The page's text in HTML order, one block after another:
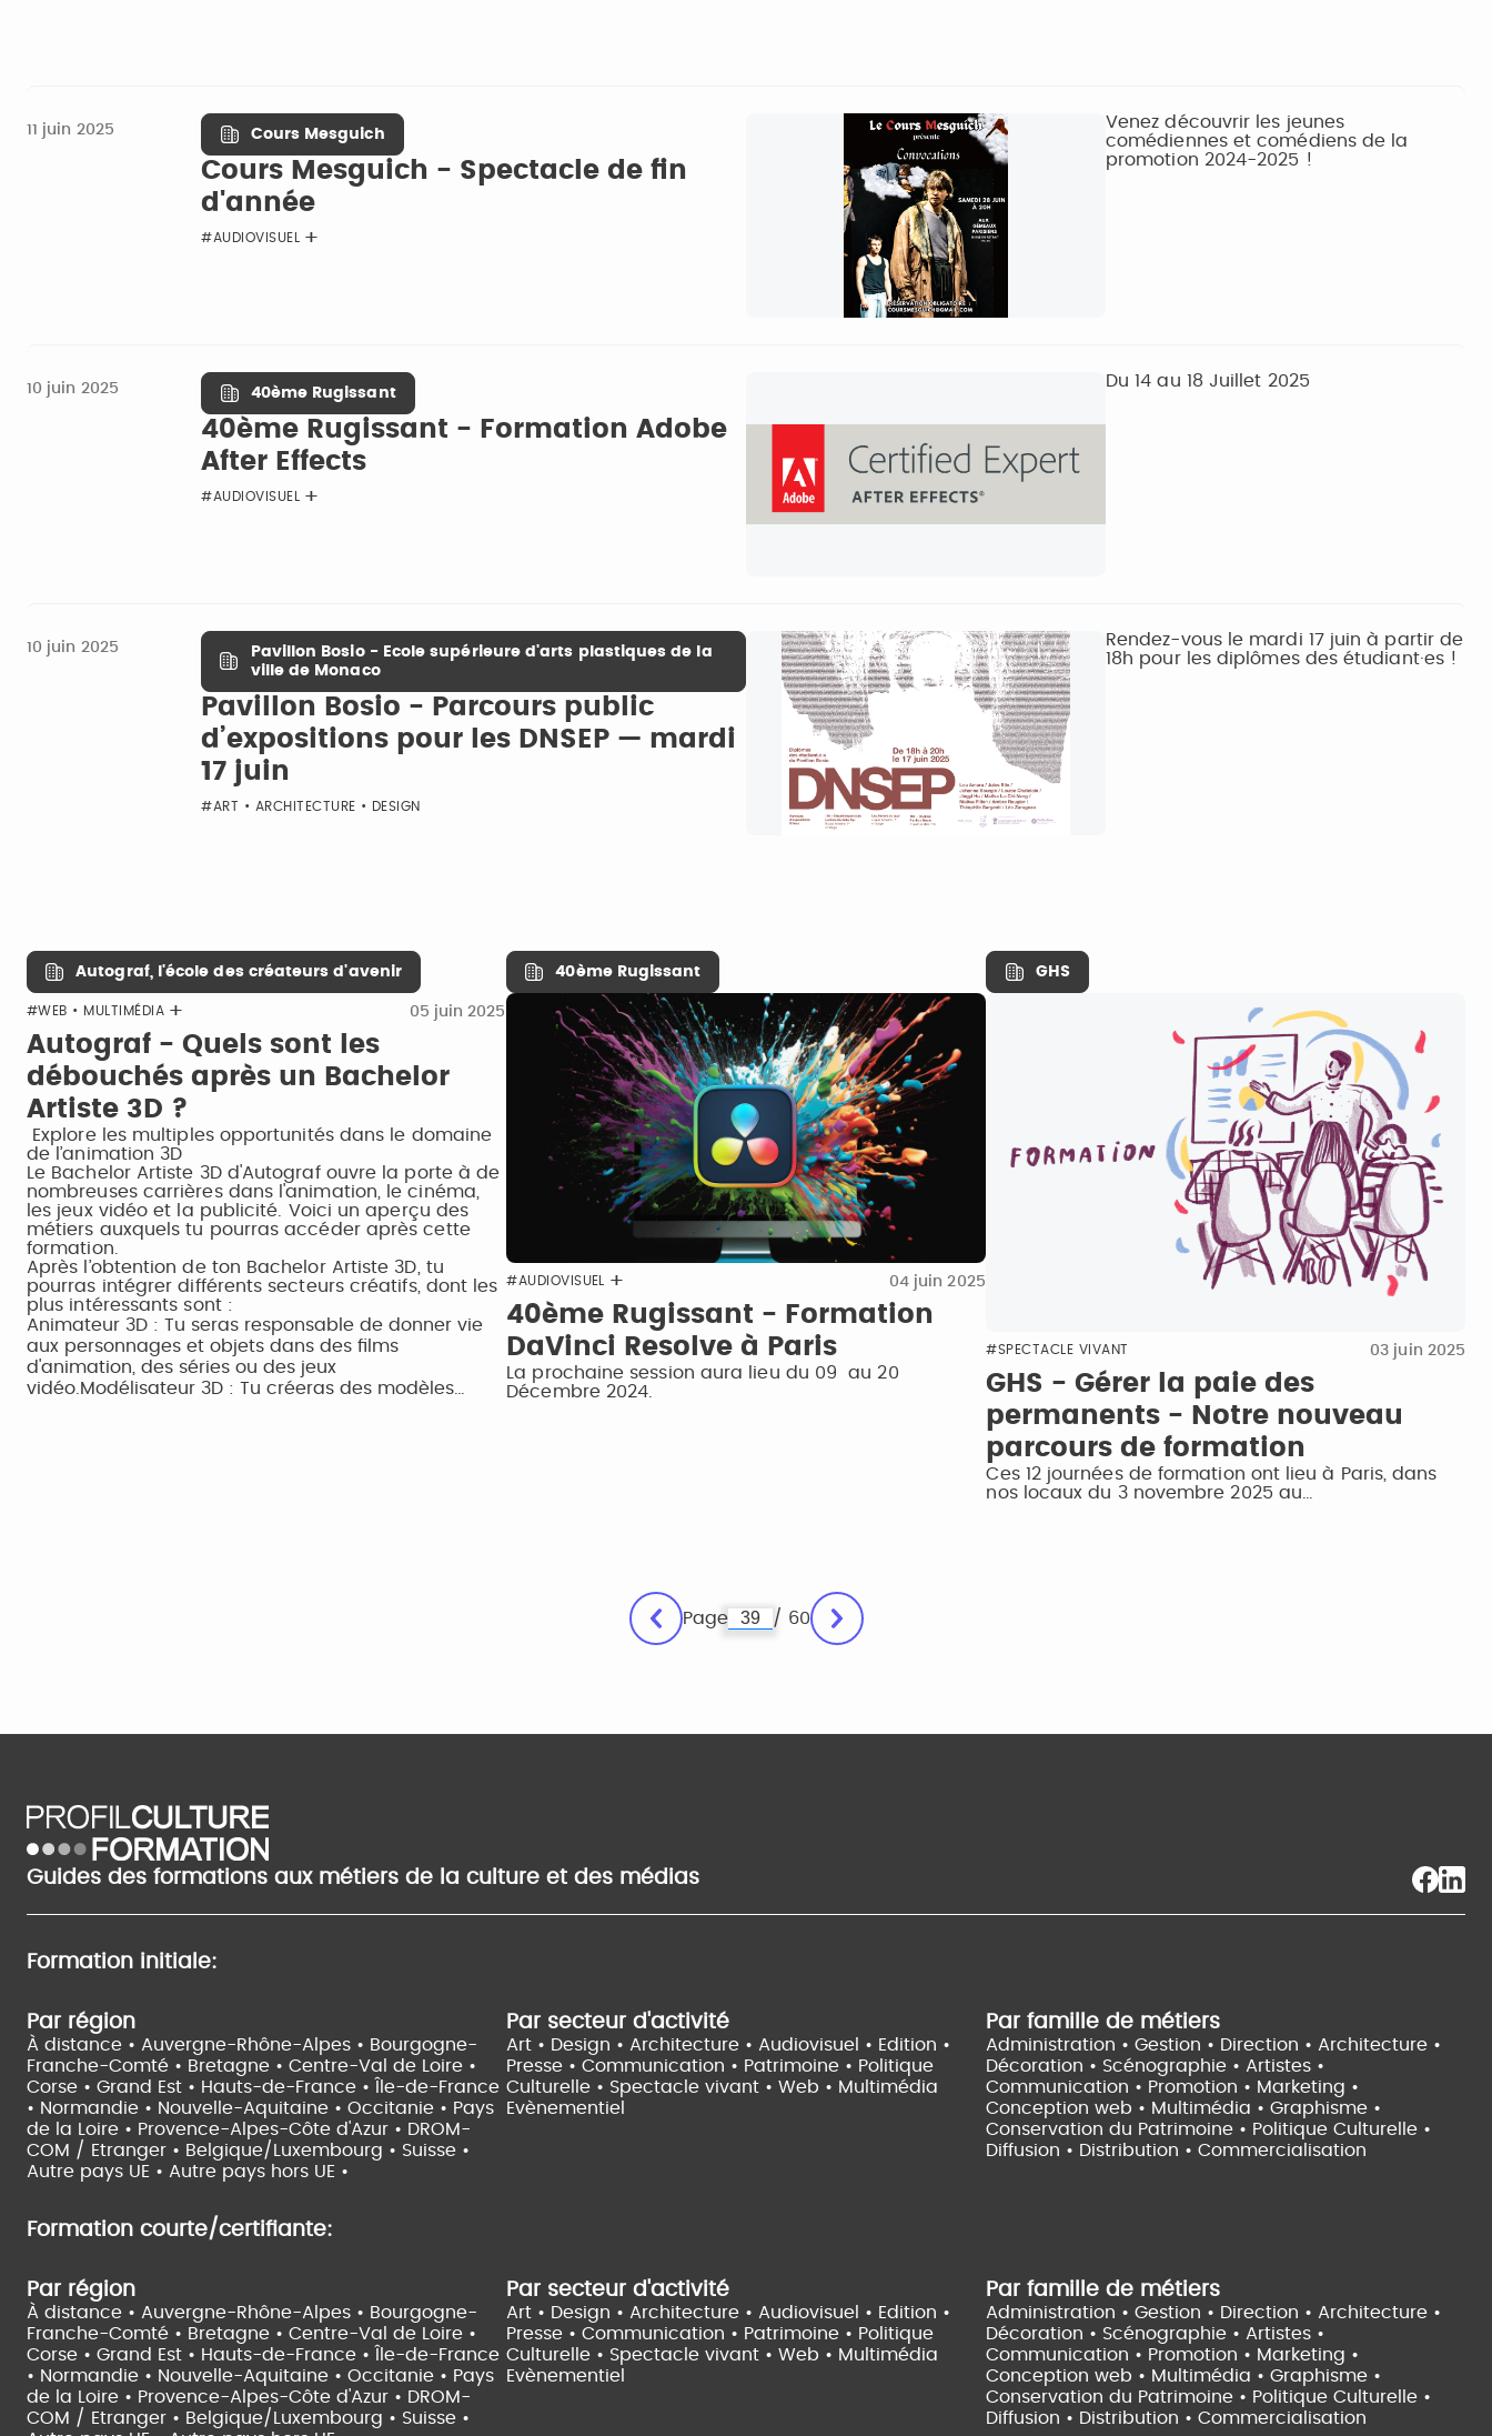
11 juin 2025 Cours Mesguich
Cours Mesguich - Spectacle de fin
d'année
#AUDIOVISUEL
Venez découvrir les jeunes
comédiennes et comédiens de la
promotion 2024-2025 !
10 juin 2025 40ème Rugissant
40ème Rugissant - Formation Adobe
After Effects
#AUDIOVISUEL
Du 14 au 18 Juillet 2025
10 juin 2025
Pavillon Bosio - Ecole supérieure d'arts plastiques de la
ville de Monaco
Pavillon Bosio - Parcours public
d’expositions pour les DNSEP — mardi
17 juin
#ART • ARCHITECTURE • DESIGN
Rendez-vous le mardi 17 juin à partir de
18h pour les diplômes des étudiant·es !
Autograf, l'école des créateurs d'avenir
#WEB • MULTIMÉDIA 05 juin 2025
Autograf - Quels sont les
débouchés après un Bachelor
Artiste 3D ?
Explore les multiples opportunités dans le domaine
de l’animation 3D
Le Bachelor Artiste 3D d'Autograf ouvre la porte à de
nombreuses carrières dans l'animation, le cinéma,
les jeux vidéo et la publicité. Voici un aperçu des
métiers auxquels tu pourras accéder après cette
formation.
Après l’obtention de ton Bachelor Artiste 3D, tu
pourras intégrer différents secteurs créatifs, dont les
plus intéressants sont :
Animateur 3D : Tu seras responsable de donner vie
aux personnages et objets dans des films
d'animation, des séries ou des jeux
vidéo.Modélisateur 3D : Tu créeras des modèles…
40ème Rugissant
#AUDIOVISUEL 04 juin 2025
40ème Rugissant - Formation
DaVinci Resolve à Paris
La prochaine session aura lieu du 09 au 20
Décembre 2024.
GHS
#SPECTACLE VIVANT 03 juin 2025
GHS - Gérer la paie des
permanents - Notre nouveau
parcours de formation
Ces 12 journées de formation ont lieu à Paris, dans
nos locaux du 3 novembre 2025 au…
Page / 60
Guides des formations aux métiers de la culture et des médias
Formation initiale:
Par région
À distance • Auvergne-Rhône-Alpes • Bourgogne-
Franche-Comté • Bretagne • Centre-Val de Loire •
Corse • Grand Est • Hauts-de-France •
Île-de-France
• Normandie • Nouvelle-Aquitaine • Occitanie • Pays
de la Loire • Provence-Alpes-Côte d'Azur • DROM-
COM / Etranger • Belgique/Luxembourg • Suisse •
Autre pays UE • Autre pays hors UE •
Par secteur d'activité
Art • Design • Architecture • Audiovisuel • Edition •
Presse • Communication • Patrimoine • Politique
Culturelle • Spectacle vivant • Web • Multimédia
Evènementiel
Par famille de métiers
Administration • Gestion • Direction • Architecture •
Décoration • Scénographie • Artistes •
Communication • Promotion • Marketing •
Conception web • Multimédia • Graphisme •
Conservation du Patrimoine • Politique Culturelle •
Diffusion • Distribution • Commercialisation
Formation courte/certifiante:
Par région
À distance • Auvergne-Rhône-Alpes • Bourgogne-
Franche-Comté • Bretagne • Centre-Val de Loire •
Corse • Grand Est • Hauts-de-France •
Île-de-France
• Normandie • Nouvelle-Aquitaine • Occitanie • Pays
de la Loire • Provence-Alpes-Côte d'Azur • DROM-
COM / Etranger • Belgique/Luxembourg • Suisse •
Par secteur d'activité
Art • Design • Architecture • Audiovisuel • Edition •
Presse • Communication • Patrimoine • Politique
Culturelle • Spectacle vivant • Web • Multimédia
Evènementiel
Par famille de métiers
Administration • Gestion • Direction • Architecture •
Décoration • Scénographie • Artistes •
Communication • Promotion • Marketing •
Conception web • Multimédia • Graphisme •
Conservation du Patrimoine • Politique Culturelle •
Diffusion • Distribution • Commercialisation